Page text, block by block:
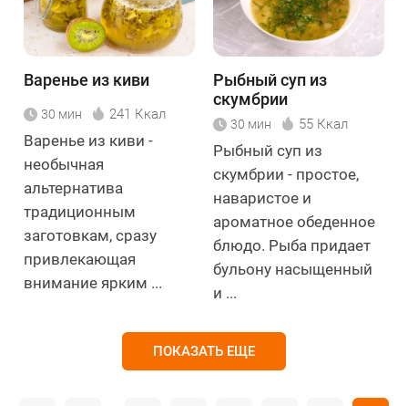
Варенье из киви
30 мин 241 Ккал
Варенье из киви -
необычная
альтернатива
традиционным
заготовкам, сразу
привлекающая
внимание ярким ...
Рыбный суп из
скумбрии
30 мин 55 Ккал
Рыбный суп из
скумбрии - простое,
наваристое и
ароматное обеденное
блюдо. Рыба придает
бульону насыщенный
и ...
ПОКАЗАТЬ ЕЩЕ